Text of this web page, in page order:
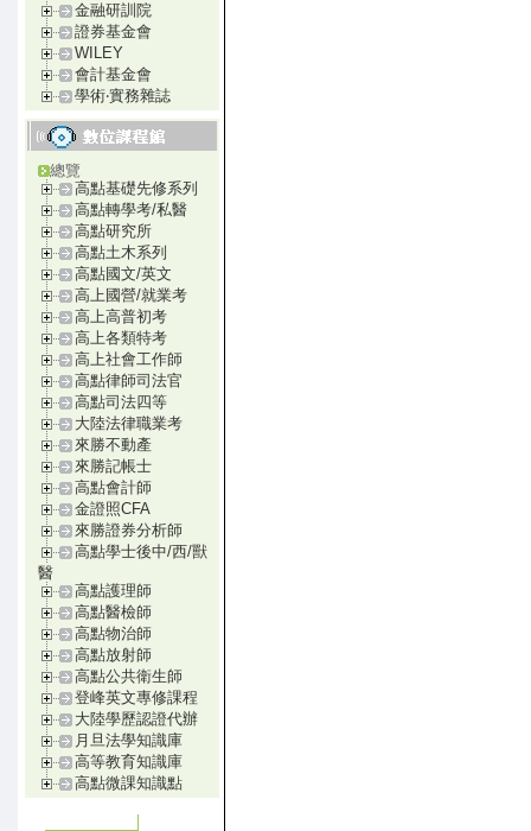
金融研訓院
證券基金會
WILEY
會計基金會
學術‧實務雜誌
總覽
高點基礎先修系列
高點轉學考/私醫
高點研究所
高點土木系列
高點國文/英文
高上國營/就業考
高上高普初考
高上各類特考
高上社會工作師
高點律師司法官
高點司法四等
大陸法律職業考
來勝不動產
來勝記帳士
高點會計師
金證照CFA
來勝證券分析師
高點學士後中/西/獸
醫
高點護理師
高點醫檢師
高點物治師
高點放射師
高點公共衛生師
登峰英文專修課程
大陸學歷認證代辦
月旦法學知識庫
高等教育知識庫
高點微課知識點